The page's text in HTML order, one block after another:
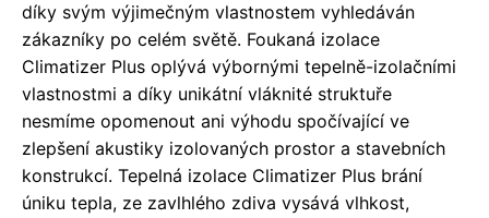
díky svým výjimečným vlastnostem vyhledáván
zákazníky po celém světě. Foukaná izolace
Climatizer Plus oplývá výbornými tepelně-izolačními
vlastnostmi a díky unikátní vláknité struktuře
nesmíme opomenout ani výhodu spočívající ve
zlepšení akustiky izolovaných prostor a stavebních
konstrukcí. Tepelná izolace Climatizer Plus brání
úniku tepla, ze zavlhlého zdiva vysává vlhkost,